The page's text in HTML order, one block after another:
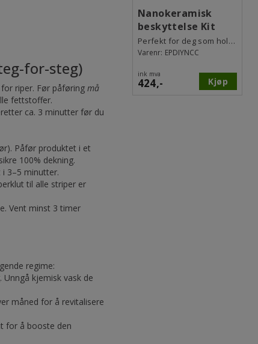
for-steg)
riper. Før påføring må
fettstoffer.
ca. 3 minutter før du
Påfør produktet i et
100% dekning.
i 3–5 minutter.
til alle striper er
Vent minst 3 timer
regime:
kjemisk vask de
måned for å revitalisere
for å booste den
Nanokeramisk
beskyttelse Kit
Perfekt for deg som holde bilen blank
Varenr: EPDIYNCC
ink mva
424,- Kjøp